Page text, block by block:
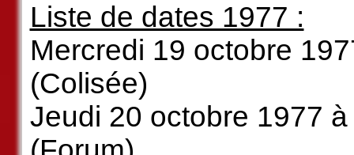
Liste de dates 1977 :
Mercredi 19 octobre
(Colisée)
Jeudi 20 octobre 1977